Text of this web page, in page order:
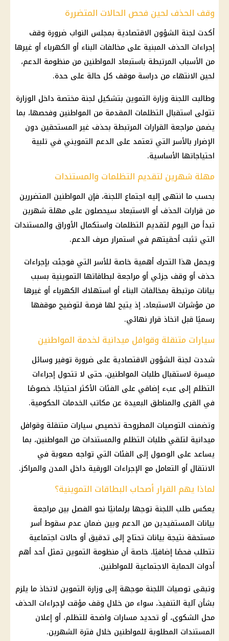
وقف الحذف لحين فحص الحالات المتضررة
أكدت لجنة الشؤون الاقتصادية بمجلس النواب ضرورة وقف
إجراءات الحذف المبنية على مخالفات البناء أو الكهرباء أو غيرها
من الأسباب المرتبطة باستبعاد المواطنين من منظومة الدعم،
لحين الانتهاء من دراسة موقف كل حالة على حدة.
وطالبت اللجنة وزارة التموين بتشكيل لجنة مختصة داخل الوزارة
تتولى استقبال التظلمات المقدمة من المواطنين وفحصها، بما
يضمن مراجعة القرارات المرتبطة بحذف غير المستحقين دون
الإضرار بالأسر التي تعتمد على الدعم التمويني في تلبية
احتياجاتها الأساسية.
مهلة شهرين لتقديم التظلمات والمستندات
بحسب ما انتهى إليه اجتماع اللجنة، فإن المواطنين المتضررين
من قرارات الحذف أو الاستبعاد سيحصلون على مهلة شهرين
تبدأ من اليوم لتقديم التظلمات واستكمال الأوراق والمستندات
التي تثبت أحقيتهم في استمرار صرف الدعم.
ويحمل هذا التحرك أهمية خاصة للأسر التي فوجئت بإجراءات
حذف أو وقف جزئي أو مراجعة لبطاقاتها التموينية بسبب
بيانات مرتبطة بمخالفات البناء أو استهلاك الكهرباء أو غيرها
من مؤشرات الاستبعاد، إذ يتيح لها فرصة لتوضيح موقفها
رسميًا قبل اتخاذ قرار نهائي.
سيارات متنقلة وقوافل ميدانية لخدمة المواطنين
شددت لجنة الشؤون الاقتصادية على ضرورة توفير وسائل
ميسرة لاستقبال طلبات المواطنين، حتى لا تتحول إجراءات
التظلم إلى عبء إضافي على الفئات الأكثر احتياجًا، خصوصًا
في القرى والمناطق البعيدة عن مكاتب الخدمات الحكومية.
وتضمنت التوصيات المطروحة تخصيص سيارات متنقلة وقوافل
ميدانية لتلقي طلبات التظلم والمستندات من المواطنين، بما
يساعد على الوصول إلى الفئات التي تواجه صعوبة في
الانتقال أو التعامل مع الإجراءات الورقية داخل المدن والمراكز.
لماذا يهم القرار أصحاب البطاقات التموينية؟
يعكس طلب اللجنة توجها برلمانيًا نحو الفصل بين مراجعة
بيانات المستفيدين من الدعم وبين ضمان عدم سقوط أسر
مستحقة نتيجة بيانات تحتاج إلى تدقيق أو حالات اجتماعية
تتطلب فحصًا إضافيًا، خاصة أن منظومة التموين تمثل أحد أهم
أدوات الحماية الاجتماعية للمواطنين.
وتبقى توصيات اللجنة موجهة إلى وزارة التموين لاتخاذ ما يلزم
بشأن آلية التنفيذ، سواء من خلال وقف مؤقت لإجراءات الحذف
محل الشكوى، أو تحديد مسارات واضحة للتظلم، أو إعلان
المستندات المطلوبة للمواطنين خلال فترة الشهرين.